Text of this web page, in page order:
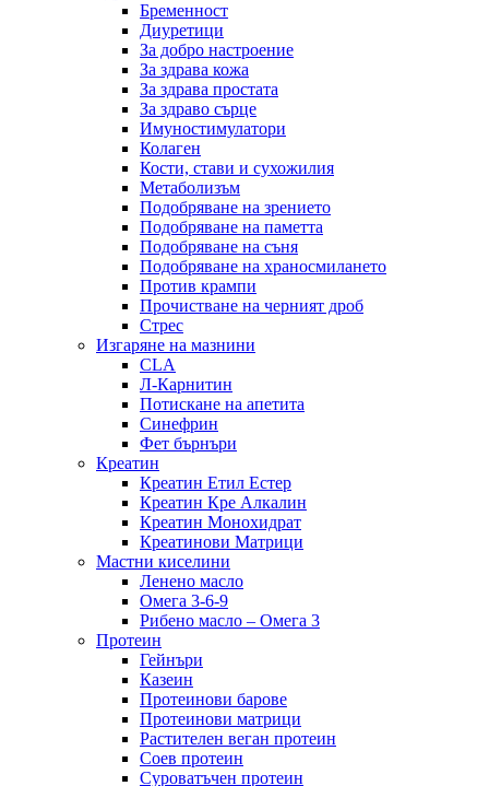
Бременност
Диуретици
За добро настроение
За здрава кожа
За здрава простата
За здраво сърце
Имуностимулатори
Колаген
Кости, стави и сухожилия
Метаболизъм
Подобряване на зрението
Подобряване на паметта
Подобряване на съня
Подобряване на храносмилането
Против крампи
Прочистване на черният дроб
Стрес
Изгаряне на мазнини
CLA
Л-Карнитин
Потискане на апетита
Синефрин
Фет бърнъри
Креатин
Креатин Етил Естер
Креатин Кре Алкалин
Креатин Монохидрат
Креатинови Матрици
Мастни киселини
Ленено масло
Омега 3-6-9
Рибено масло – Омега 3
Протеин
Гейнъри
Казеин
Протеинови барове
Протеинови матрици
Растителен веган протеин
Соев протеин
Суроватъчен протеин